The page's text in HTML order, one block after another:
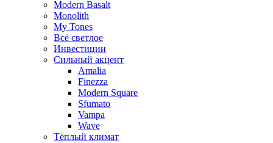
Modern Basalt
Monolith
My Tones
Всё светлое
Инвестиции
Сильный акцент
Amalia
Finezza
Modern Square
Sfumato
Vampa
Wave
Тёплый климат